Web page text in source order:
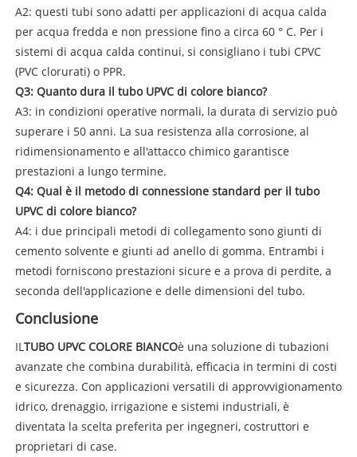
A2: questi tubi sono adatti per applicazioni di acqua calda
per acqua fredda e non pressione fino a circa 60 ° C. Per i
sistemi di acqua calda continui, si consigliano i tubi CPVC
(PVC clorurati) o PPR.
Q3: Quanto dura il tubo UPVC di colore bianco?
A3: in condizioni operative normali, la durata di servizio può
superare i 50 anni. La sua resistenza alla corrosione, al
ridimensionamento e all'attacco chimico garantisce
prestazioni a lungo termine.
Q4: Qual è il metodo di connessione standard per il tubo
UPVC di colore bianco?
A4: i due principali metodi di collegamento sono giunti di
cemento solvente e giunti ad anello di gomma. Entrambi i
metodi forniscono prestazioni sicure e a prova di perdite, a
seconda dell'applicazione e delle dimensioni del tubo.
Conclusione
IL TUBO UPVC COLORE BIANCOè una soluzione di tubazioni
avanzate che combina durabilità, efficacia in termini di costi
e sicurezza. Con applicazioni versatili di approvvigionamento
idrico, drenaggio, irrigazione e sistemi industriali, è
diventata la scelta preferita per ingegneri, costruttori e
proprietari di case.